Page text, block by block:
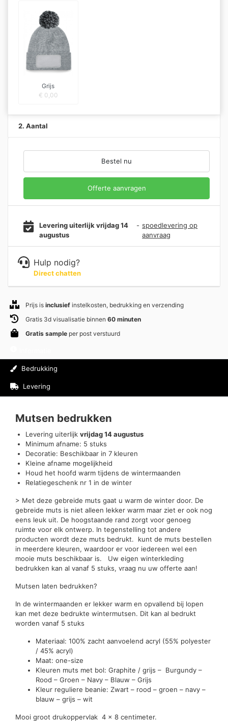
Grijs
€ 0,00
2. Aantal
Bestel nu
Offerte aanvragen
Levering uiterlijk vrijdag 14
augustus
- spoedlevering op
aanvraag
Hulp nodig?
Direct chatten
Prijs is inclusief instelkosten, bedrukking en verzending
Gratis 3d visualisatie binnen 60 minuten
Gratis sample per post verstuurd
Bedrukking
Levering
Mutsen bedrukken
Levering uiterlijk vrijdag 14 augustus
Minimum afname: 5 stuks
Decoratie: Beschikbaar in 7 kleuren
Kleine afname mogelijkheid
Houd het hoofd warm tijdens de wintermaanden
Relatiegeschenk nr 1 in de winter
> Met deze gebreide muts gaat u warm de winter door. De
gebreide muts is niet alleen lekker warm maar ziet er ook nog
eens leuk uit. De hoogstaande rand zorgt voor genoeg
ruimte voor elk ontwerp. In tegenstelling tot andere
producten wordt deze muts bedrukt. kunt de muts bestellen
in meerdere kleuren, waardoor er voor iedereen wel een
mooie muts beschikbaar is. Uw eigen winterkleding
bedrukken kan al vanaf 5 stuks, vraag nu uw offerte aan!
Mutsen laten bedrukken?
In de wintermaanden er lekker warm en opvallend bij lopen
kan met deze bedrukte wintermutsen. Dit kan al bedrukt
worden vanaf 5 stuks
Materiaal: 100% zacht aanvoelend acryl (55% polyester
/ 45% acryl)
Maat: one-size
Kleuren muts met bol: Graphite / grijs – Burgundy –
Rood – Groen – Navy – Blauw – Grijs
Kleur reguliere beanie: Zwart – rood – groen – navy –
blauw – grijs – wit
Mooi groot drukoppervlak 4 x 8 centimeter.